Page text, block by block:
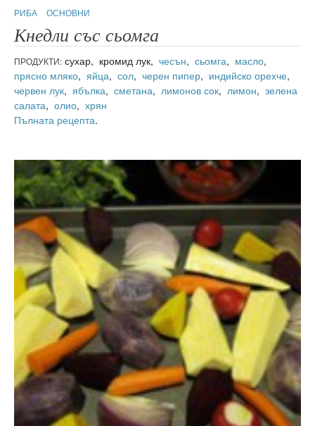
РИБА
ОСНОВНИ
Кнедли със сьомга
ПРОДУКТИ: сухар, кромид лук, чесън, сьомга, масло,
прясно мляко, яйца, сол, черен пипер, индийско орехче,
червен лук, ябълка, сметана, лимонов сок, лимон, зелена
салата, олио, хрян
Пълната рецепта.